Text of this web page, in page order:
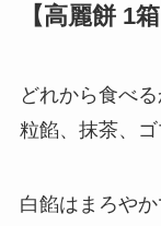
【高麗餅 1
どれから食べ
粒餡、抹茶、ゴ
白餡はまろや